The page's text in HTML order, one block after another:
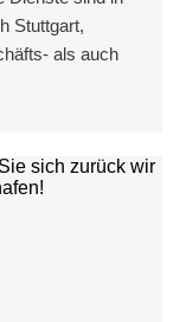
Stuttgart,
als auch